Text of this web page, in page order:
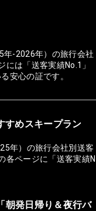
年-2026年）の旅行会社
は「送客実績No.1」
安心の証です。
すめスキープラン
年）の旅行会社別送客
各ページに「送客実績N
朝発日帰り＆夜行バ